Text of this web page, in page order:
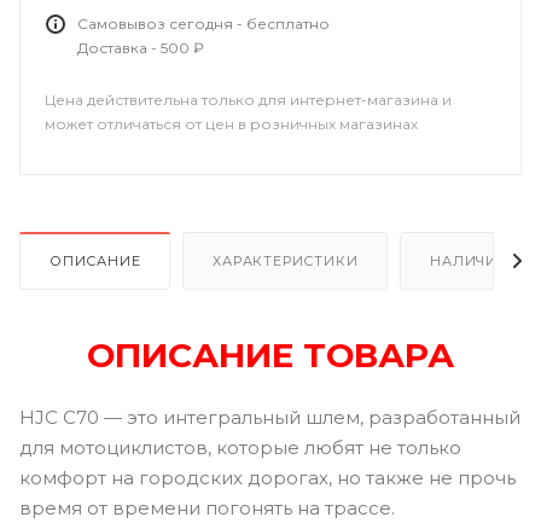
Самовывоз сегодня - бесплатно
Доставка - 500 ₽
Цена действительна только для интернет-магазина и
может отличаться от цен в розничных магазинах
ОПИСАНИЕ ХАРАКТЕРИСТИКИ НАЛИЧИЕ В
ОПИСАНИЕ ТОВАРА
HJC C70 — это интегральный шлем, разработанный
для мотоциклистов, которые любят не только
комфорт на городских дорогах, но также не прочь
время от времени погонять на трассе.